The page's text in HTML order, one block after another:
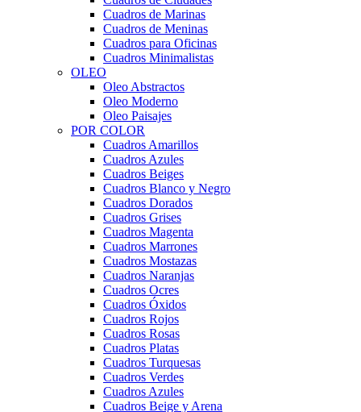
Cuadros de Marinas
Cuadros de Meninas
Cuadros para Oficinas
Cuadros Minimalistas
OLEO
Oleo Abstractos
Oleo Moderno
Oleo Paisajes
POR COLOR
Cuadros Amarillos
Cuadros Azules
Cuadros Beiges
Cuadros Blanco y Negro
Cuadros Dorados
Cuadros Grises
Cuadros Magenta
Cuadros Marrones
Cuadros Mostazas
Cuadros Naranjas
Cuadros Ocres
Cuadros Óxidos
Cuadros Rojos
Cuadros Rosas
Cuadros Platas
Cuadros Turquesas
Cuadros Verdes
Cuadros Azules
Cuadros Beige y Arena